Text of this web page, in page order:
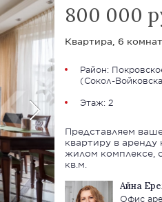
800 000
Квартира, 6 комнат
Район:
(Сокол-
Этаж: 2
Представляем
квартиру в
жилом комплексе,
кв.м.
Айна
Офис